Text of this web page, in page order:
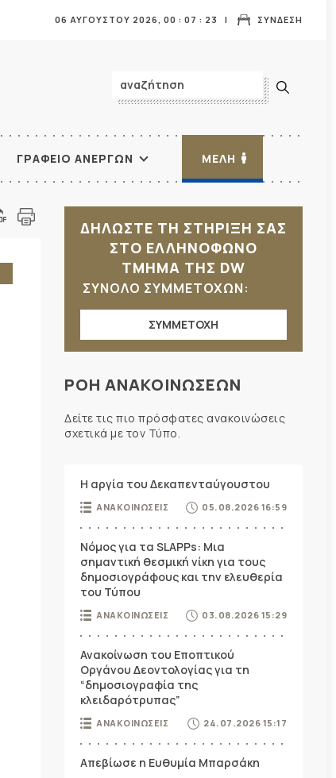
ΣΥΝΔΕΣΗ
06 ΑΥΓΟΥΣΤΟΥ 2026, 00 : 07 : 24
ΓΡΑΦΕΙΟ ΑΝΕΡΓΩΝ ΜΕΛΗ
ΔΗΛΩΣΤΕ ΤΗ ΣΤΗΡΙΞΗ ΣΑΣ
ΣΤΟ ΕΛΛΗΝΟΦΩΝΟ
ΤΜΗΜΑ ΤΗΣ DW
ΣΥΝΟΛΟ ΣΥΜΜΕΤΟΧΩΝ:
ΣΥΜΜΕΤΟΧΗ
ΡΟΗ ΑΝΑΚΟΙΝΩΣΕΩΝ
Δείτε τις πιο πρόσφατες ανακοινώσεις
σχετικά με τον Τύπο.
Η αργία του Δεκαπενταύγουστου
ΑΝΑΚΟΙΝΩΣΕΙΣ 05.08.2026 16:59
Νόμος για τα SLAPPs: Μια
σημαντική θεσμική νίκη για τους
δημοσιογράφους και την ελευθερία
του Τύπου
ΑΝΑΚΟΙΝΩΣΕΙΣ 03.08.2026 15:29
Ανακοίνωση του Εποπτικού
Οργάνου Δεοντολογίας για τη
“δημοσιογραφία της
κλειδαρότρυπας”
ΑΝΑΚΟΙΝΩΣΕΙΣ 24.07.2026 15:17
Απεβίωσε η Ευθυμία Μπαρσάκη